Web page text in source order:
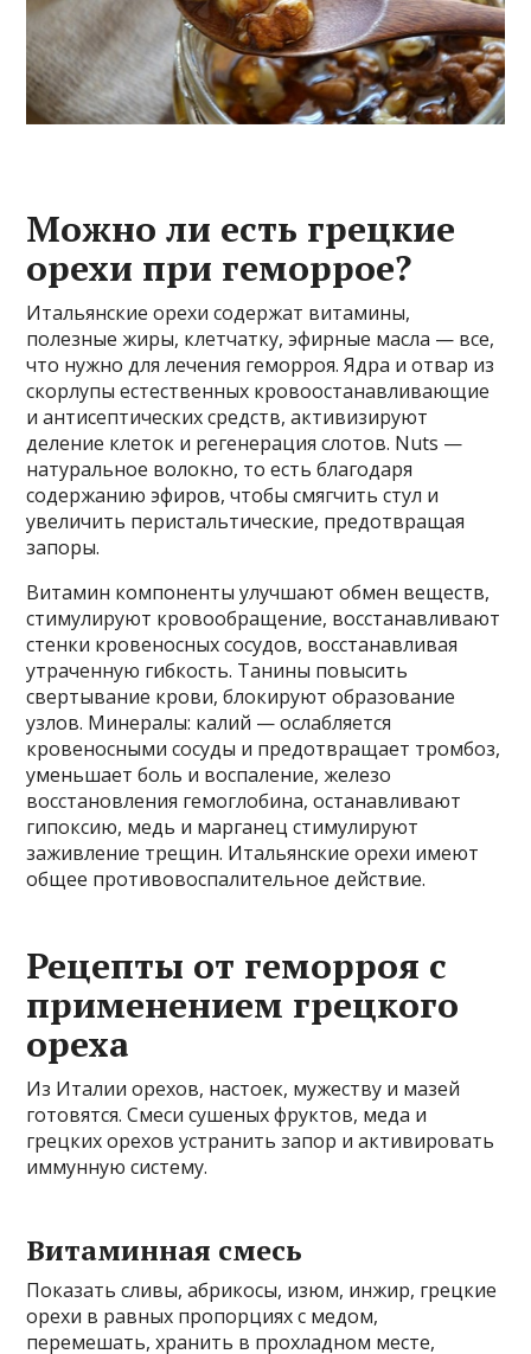
Можно ли есть грецкие
орехи при геморрое?
Итальянские орехи содержат витамины,
полезные жиры, клетчатку, эфирные масла — все,
что нужно для лечения геморроя. Ядра и отвар из
скорлупы естественных кровоостанавливающие
и антисептических средств, активизируют
деление клеток и регенерация слотов. Nuts —
натуральное волокно, то есть благодаря
содержанию эфиров, чтобы смягчить стул и
увеличить перистальтические, предотвращая
запоры.
Витамин компоненты улучшают обмен веществ,
стимулируют кровообращение, восстанавливают
стенки кровеносных сосудов, восстанавливая
утраченную гибкость. Танины повысить
свертывание крови, блокируют образование
узлов. Минералы: калий — ослабляется
кровеносными сосуды и предотвращает тромбоз,
уменьшает боль и воспаление, железо
восстановления гемоглобина, останавливают
гипоксию, медь и марганец стимулируют
заживление трещин. Итальянские орехи имеют
общее противовоспалительное действие.
Рецепты от геморроя с
применением грецкого
ореха
Из Италии орехов, настоек, мужеству и мазей
готовятся. Смеси сушеных фруктов, меда и
грецких орехов устранить запор и активировать
иммунную систему.
Витаминная смесь
Показать сливы, абрикосы, изюм, инжир, грецкие
орехи в равных пропорциях с медом,
перемешать, хранить в прохладном месте,